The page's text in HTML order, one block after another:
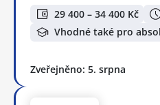
29 400 – 34 400 Kč
Vhodné také pro
Zveřejněno: 5. srpna